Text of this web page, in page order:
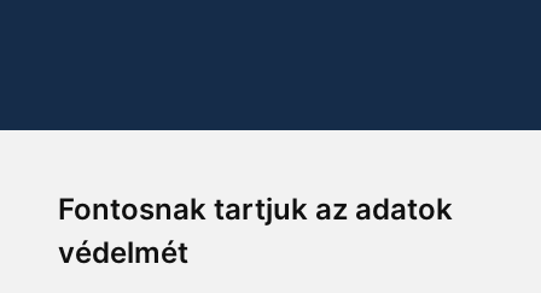
Fontosnak tartjuk az adatok
védelmét